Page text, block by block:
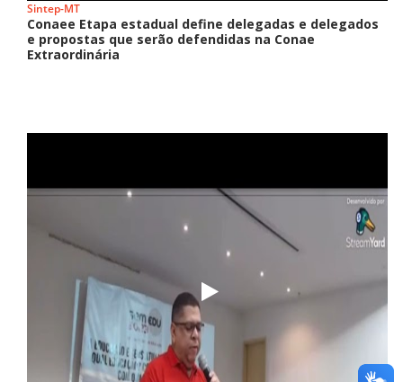
Sintep-MT
Conaee Etapa estadual define delegadas e delegados
e propostas que serão defendidas na Conae
Extraordinária